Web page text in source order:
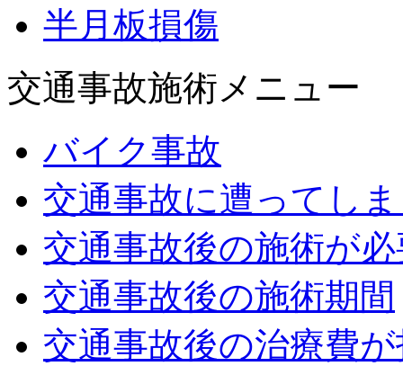
半月板損傷
交通事故施術メニュー
バイク事故
交通事故に遭ってし
交通事故後の施術が
交通事故後の施術期間
交通事故後の治療費